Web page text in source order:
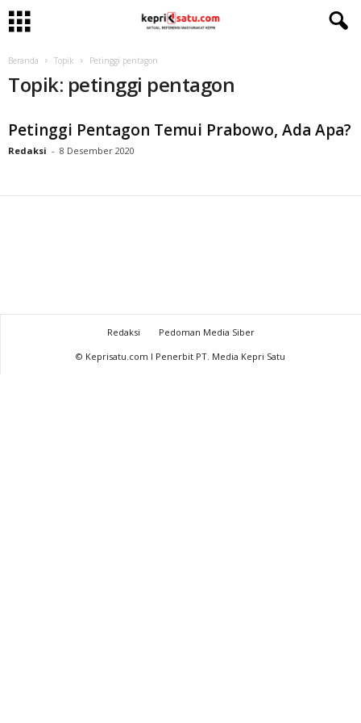
Beranda Topik Petinggi pentagon
Topik: petinggi pentagon
Petinggi Pentagon Temui Prabowo, Ada Apa?
Redaksi - 8 Desember 2020
Redaksi
Pedoman Media Siber
© Keprisatu.com I Penerbit PT. Media Kepri Satu